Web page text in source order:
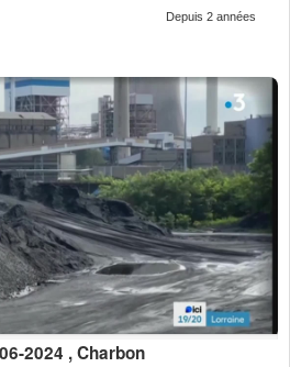
Depuis 2 années
2024 , Charbon